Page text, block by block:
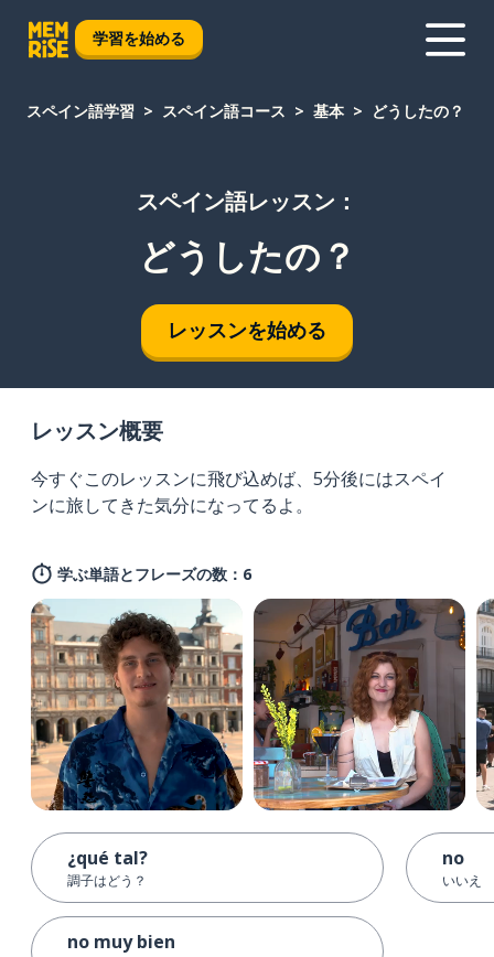
学習を始める
スペイン語学習 スペイン語コース 基本 どうしたの？
スペイン語レッスン：
どうしたの？
レッスンを始める
レッスン概要
今すぐこのレッスンに飛び込めば、5分後にはスペイ
ンに旅してきた気分になってるよ。
学ぶ単語とフレーズの数：6
¿qué tal?
調子はどう？
no muy bien
no
いいえ